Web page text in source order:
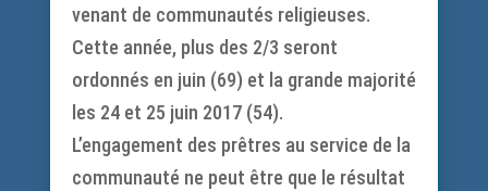
venant de communautés religieuses.
Cette année, plus des 2/3 seront
ordonnés en juin (69) et la grande majorité
les 24 et 25 juin 2017 (54).
L’engagement des prêtres au service de la
communauté ne peut être que le résultat